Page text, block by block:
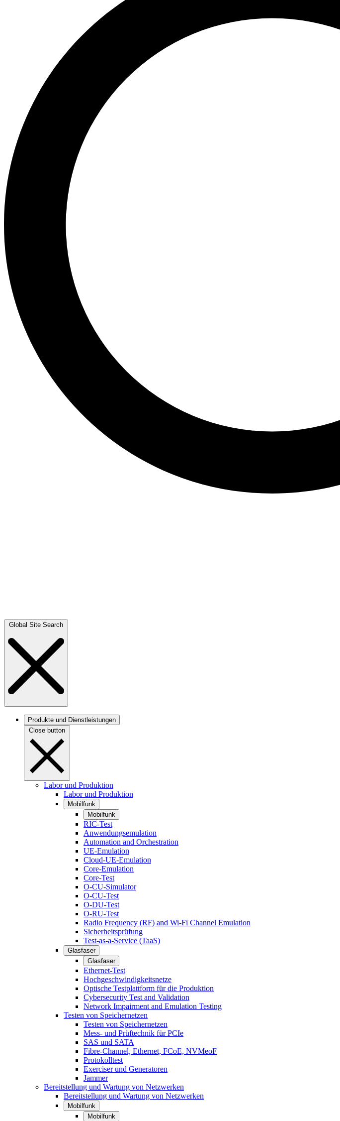
Global Site Search
Produkte und Dienstleistungen
Close button
Labor und Produktion
Labor und Produktion
Mobilfunk
Mobilfunk
RIC-Test
Anwendungsemulation
Automation and Orchestration
UE-Emulation
Cloud-UE-Emulation
Core-Emulation
Core-Test
O-CU-Simulator
O-CU-Test
O-DU-Test
O-RU-Test
Radio Frequency (RF) and Wi-Fi Channel Emulation
Sicherheitsprüfung
Test-as-a-Service (TaaS)
Glasfaser
Glasfaser
Ethernet-Test
Hochgeschwindigkeitsnetze
Optische Testplattform für die Produktion
Cybersecurity Test and Validation
Network Impairment and Emulation Testing
Testen von Speichernetzen
Testen von Speichernetzen
Mess- und Prüftechnik für PCIe
SAS und SATA
Fibre-Channel, Ethernet, FCoE, NVMeoF
Protokolltest
Exerciser und Generatoren
Jammer
Bereitstellung und Wartung von Netzwerken
Bereitstellung und Wartung von Netzwerken
Mobilfunk
Mobilfunk